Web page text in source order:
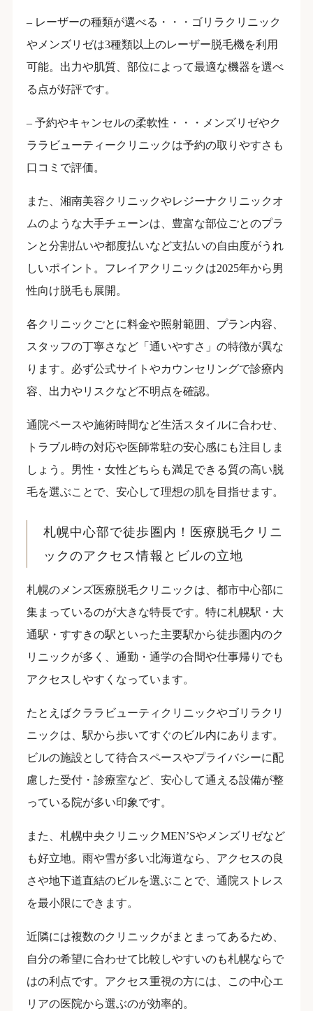
– レーザーの種類が選べる・・・ゴリラクリニック
やメンズリゼは3種類以上のレーザー脱毛機を利用
可能。出力や肌質、部位によって最適な機器を選べ
る点が好評です。
– 予約やキャンセルの柔軟性・・・メンズリゼやク
ララビューティークリニックは予約の取りやすさも
口コミで評価。
また、湘南美容クリニックやレジーナクリニックオ
ムのような大手チェーンは、豊富な部位ごとのプラ
ンと分割払いや都度払いなど支払いの自由度がうれ
しいポイント。フレイアクリニックは2025年から男
性向け脱毛も展開。
各クリニックごとに料金や照射範囲、プラン内容、
スタッフの丁寧さなど「通いやすさ」の特徴が異な
ります。必ず公式サイトやカウンセリングで診療内
容、出力やリスクなど不明点を確認。
通院ペースや施術時間など生活スタイルに合わせ、
トラブル時の対応や医師常駐の安心感にも注目しま
しょう。男性・女性どちらも満足できる質の高い脱
毛を選ぶことで、安心して理想の肌を目指せます。
札幌中心部で徒歩圏内！医療脱毛クリニ
ックのアクセス情報とビルの立地
札幌のメンズ医療脱毛クリニックは、都市中心部に
集まっているのが大きな特長です。特に札幌駅・大
通駅・すすきの駅といった主要駅から徒歩圏内のク
リニックが多く、通勤・通学の合間や仕事帰りでも
アクセスしやすくなっています。
たとえばクララビューティクリニックやゴリラクリ
ニックは、駅から歩いてすぐのビル内にあります。
ビルの施設として待合スペースやプライバシーに配
慮した受付・診療室など、安心して通える設備が整
っている院が多い印象です。
また、札幌中央クリニックMEN’Sやメンズリゼなど
も好立地。雨や雪が多い北海道なら、アクセスの良
さや地下道直結のビルを選ぶことで、通院ストレス
を最小限にできます。
近隣には複数のクリニックがまとまってあるため、
自分の希望に合わせて比較しやすいのも札幌ならで
はの利点です。アクセス重視の方には、この中心エ
リアの医院から選ぶのが効率的。